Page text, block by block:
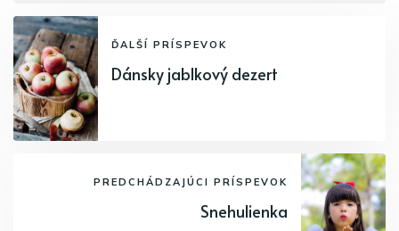
ĎALŠÍ PRÍSPEVOK
Dánsky jablkový dezert
PREDCHÁDZAJÚCI PRÍSPEVOK
Snehulienka